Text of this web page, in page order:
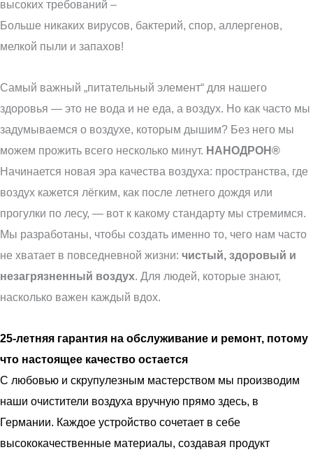
высоких требований –
Больше никаких вирусов, бактерий, спор, аллергенов,
мелкой пыли и запахов!
Самый важный „питательный элемент“ для нашего
здоровья — это не вода и не еда, а воздух. Но как часто мы
задумываемся о воздухе, которым дышим? Без него мы
можем прожить всего несколько минут. НАНОДРОН®
Начинается новая эра качества воздуха: пространства, где
воздух кажется лёгким, как после летнего дождя или
прогулки по лесу, — вот к какому стандарту мы стремимся.
Мы разработаны, чтобы создать именно то, чего нам часто
не хватает в повседневной жизни: чистый, здоровый и
незагрязненный воздух. Для людей, которые знают,
насколько важен каждый вдох.
25-летняя гарантия на обслуживание и ремонт, потому
что настоящее качество остается
С любовью и скрупулезным мастерством мы производим
наши очистители воздуха вручную прямо здесь, в
Германии. Каждое устройство сочетает в себе
высококачественные материалы, создавая продукт